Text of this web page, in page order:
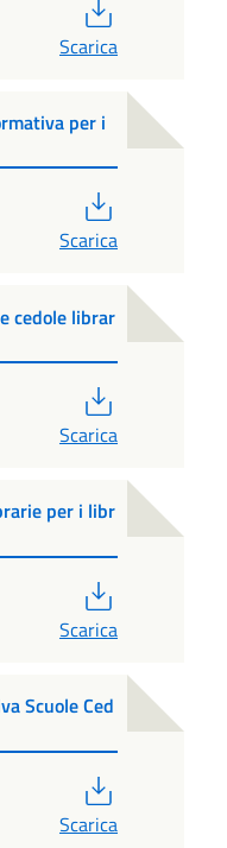
Scarica
per i
Scarica
cedole librar
Scarica
per i libr
Scarica
Scuole Ced
Scarica